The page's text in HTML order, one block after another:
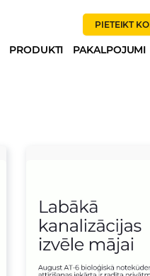
PIETEIKT
PRODUKTI PAKALPOJUMI